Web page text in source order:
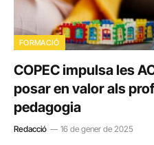
FORMACIÓ
COPEC impulsa les
posar en valor als
pedagogia
Redacció 16 de gener de 2025